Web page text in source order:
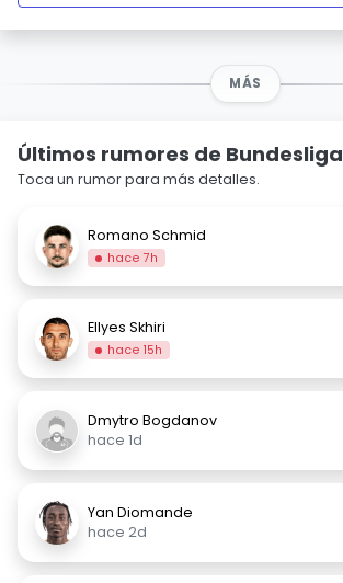
MÁS
Últimos rumores de Bundesliga
Toca un rumor para más detalles.
Romano Schmid
hace 7h
Ellyes Skhiri
hace 15h
Dmytro Bogdanov
hace 1d
Yan Diomande
hace 2d